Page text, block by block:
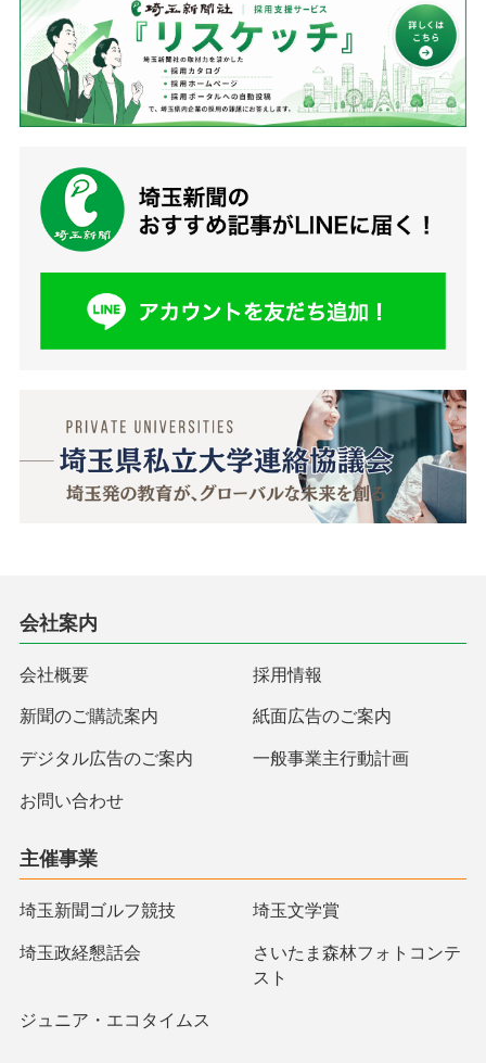
会社案内
会社概要 採用情報
新聞のご購読案内 紙面広告のご案内
デジタル広告のご案内 一般事業主行動計画
お問い合わせ
主催事業
埼玉新聞ゴルフ競技 埼玉文学賞
埼玉政経懇話会
さいたま森林フォトコンテ
スト
ジュニア・エコタイムス